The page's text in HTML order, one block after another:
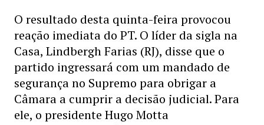
O resultado desta quinta-feira provocou
reação imediata do PT. O líder da sigla na
Casa, Lindbergh Farias (RJ), disse que o
partido ingressará com um mandado de
segurança no Supremo para obrigar a
Câmara a cumprir a decisão judicial. Para
ele, o presidente Hugo Motta